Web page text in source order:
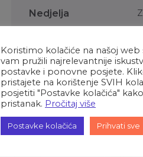
Nedjelja
Koristimo kolačiće na našoj
vam pružili najrelevantnije
postavke i ponovne posjete.
pristajete na korištenje SVIH
posjetiti "Postavke kolačića"
pristanak. Pročitaj više
Postavke kolačića Prihvati sve